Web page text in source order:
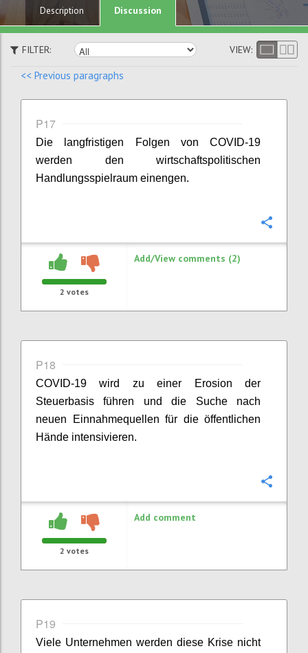
Description Discussion
FILTER: VIEW:
<< Previous paragraphs
P17
Die langfristigen Folgen von COVID-19
werden den wirtschaftspolitischen
Handlungsspielraum einengen.
2 votes
Add/View comments (2)
P18
COVID-19 wird zu einer Erosion der
Steuerbasis führen und die Suche nach
neuen Einnahmequellen für die öffentlichen
Hände intensivieren.
2 votes
Add comment
P19
Viele Unternehmen werden diese Krise nicht